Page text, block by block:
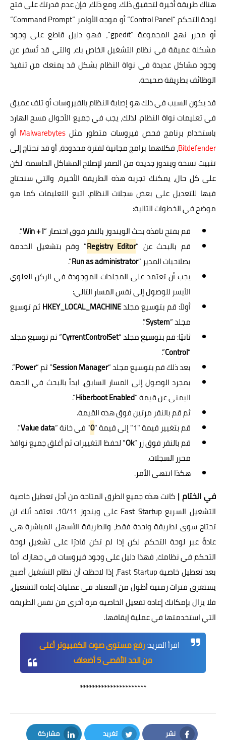
هناك طريقة أخيرة لتحقيق ذلك. ومع ذلك، فإن عدم قدرتك على فتح
لوحة التحكم “Control Panel” أو موجه الأوامر “Command Prompt”
أو محرر نهج المجموعة “gpedit”، فهو دليل قاطع على وجود
مشكلة عميقة في نظام التشغيل الخاص بك، والتي قد تُسفر عن
وجود مشاكل عديدة في نواة النظام بشكل قد يمنعك من تنفيذ
الوظائف بطريقة صحيحة.
قد يكون السبب في ذلك هو إصابة النظام بالفيروسات أو تلف عميق
في تعليمات نواة النظام. لذلك، يجب في جميع الأحوال مسح الهارد
باستخدام برنامج فحص فيروسات متطور مثل Malwarebytes أو
Bitdefender، فكلاهما برامج مجانية لفترة محدودة، أو قد تحتاج إلى
تثبيت نسخة ويندوز جديدة من الصفر لإصلاح المشاكل الحاسمة. لكن
على كل حال، يمكنك تجربة هذه الطريقة الأخيرة، والتي سنحتاج
فيها للتعديل على بعض سجلات النظام. اتبع التعليمات كما هو
موضح في الخطوات التالية:
قم بفتح نافذة بحث الويندوز بالنقر فوق اختصار “Win + I
”.
قم بالبحث عن “Registry Editor” وقم بتشغيل الخدمة
بصلاحيات المدير "Run as administrator
”.
يجب أن تعتمد على المجلدات الموجودة في الركن العلوي
الأيسر للوصول إلى نفس المسار التالي:
أولاً: قم بتوسيع مجلدHKEY_LOCAL_MACHINEثم توسيع
مجلد “System
”.
ثانيًا: قم بتوسيع مجلد “CyrrentControlSet” ثم توسيع مجلد
“
Control
”.
بعد ذلك قم بتوسيع مجلد “Session Manager” ثم “Power
”.
بمجرد الوصول إلى المسار السابق، ابدأ بالبحث في الجهة
اليمنى عن قيمة “Hiberboot Enabled
”.
ثم قم بالنقر مرتين فوق هذه القيمة.
قم بتغيير قيمة "1" إلى قيمة "
0" في خانة “Value data
”.
قم بالنقر فوق زر “Ok” لحفظ التغييرات ثم أغلق جميع نوافذ
محرر السجلات.
هكذا انتهى الأمر.
في الختام | كانت هذه جميع الطرق المتاحة من أجل تعطيل خاصية
التشغيل السريع Fast Startup على ويندوز 10/11. نعتقد أنك لن
تحتاج سوى لطريقة واحدة فقط، والطريقة الأسهل المباشرة هي
عادةً عبر لوحة التحكم. لكن إذا لم تكن قادرًا على تشغيل لوحة
التحكم في نظامك، فهذا دليل على وجود فيروسات في جهازك. أما
بعد تعطيل خاصية Fast Startup، إذا لاحظت أن نظام التشغيل أصبح
يستغرق فترات زمنية أطول من المعتاد في عمليات إعادة التشغيل،
فلا يزال بإمكانك إعادة تفعيل الخاصية مرة أخرى من نفس الطريقة
التي استخدمتها في عملية إيقافها.
اقرأ المزيد:رفع مستوى صوت الكمبيوتر أعلى
من الحد الأقصى 5 أضعاف
**********************
نشر تغريد مشاركة